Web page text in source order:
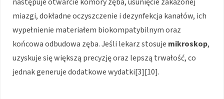
miazgi, dokładne oczyszczenie i dezynfekcja kanałów, ich
wypełnienie materiałem biokompatybilnym oraz
końcowa odbudowa zęba. Jeśli lekarz stosuje mikroskop,
uzyskuje się większą precyzję oraz lepszą trwałość, co
jednak generuje dodatkowe wydatki[3][10].